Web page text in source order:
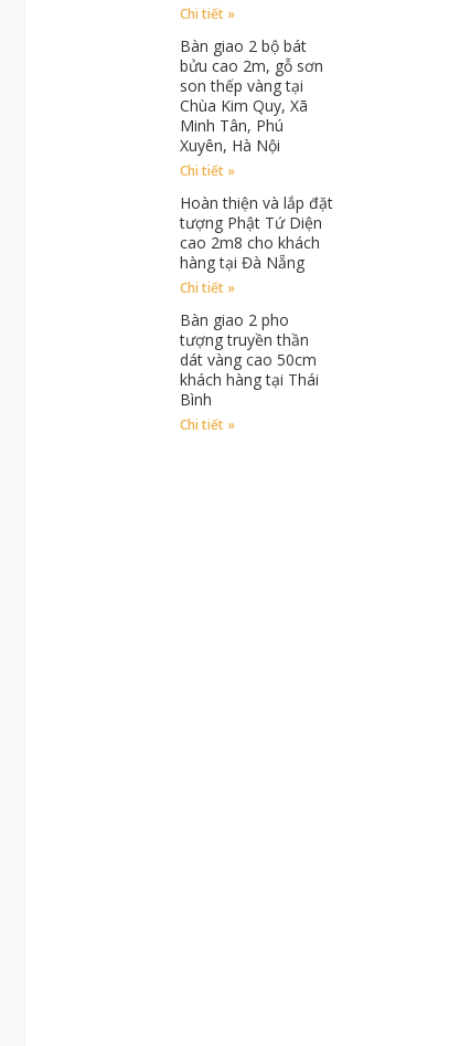
Chi tiết »
Bàn giao 2 bộ bát
bửu cao 2m, gỗ sơn
son thếp vàng tại
Chùa Kim Quy, Xã
Minh Tân, Phú
Xuyên, Hà Nội
Chi tiết »
Hoàn thiện và lắp đặt
tượng Phật Tứ Diện
cao 2m8 cho khách
hàng tại Đà Nẵng
Chi tiết »
Bàn giao 2 pho
tượng truyền thần
dát vàng cao 50cm
khách hàng tại Thái
Bình
Chi tiết »